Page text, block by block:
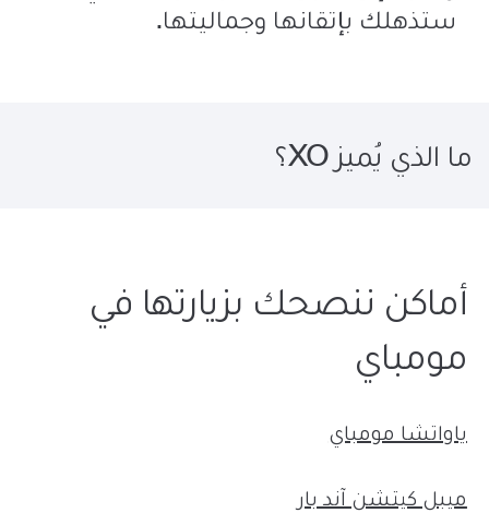
ستذهلك بإتقانها وجماليتها.
ما الذي يُميز XO؟
أماكن ننصحك بزيارتها في
مومباي
ياواتشا مومباي
ميبل كيتشن آند بار